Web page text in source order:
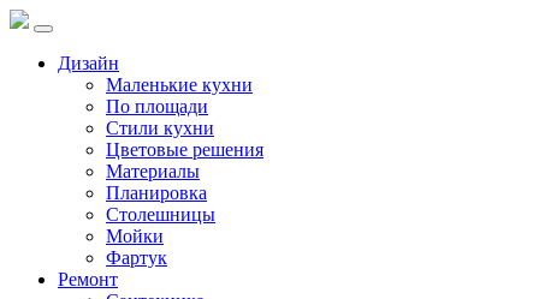
Дизайн
Маленькие кухни
По площади
Стили кухни
Цветовые решения
Материалы
Планировка
Столешницы
Мойки
Фартук
Ремонт